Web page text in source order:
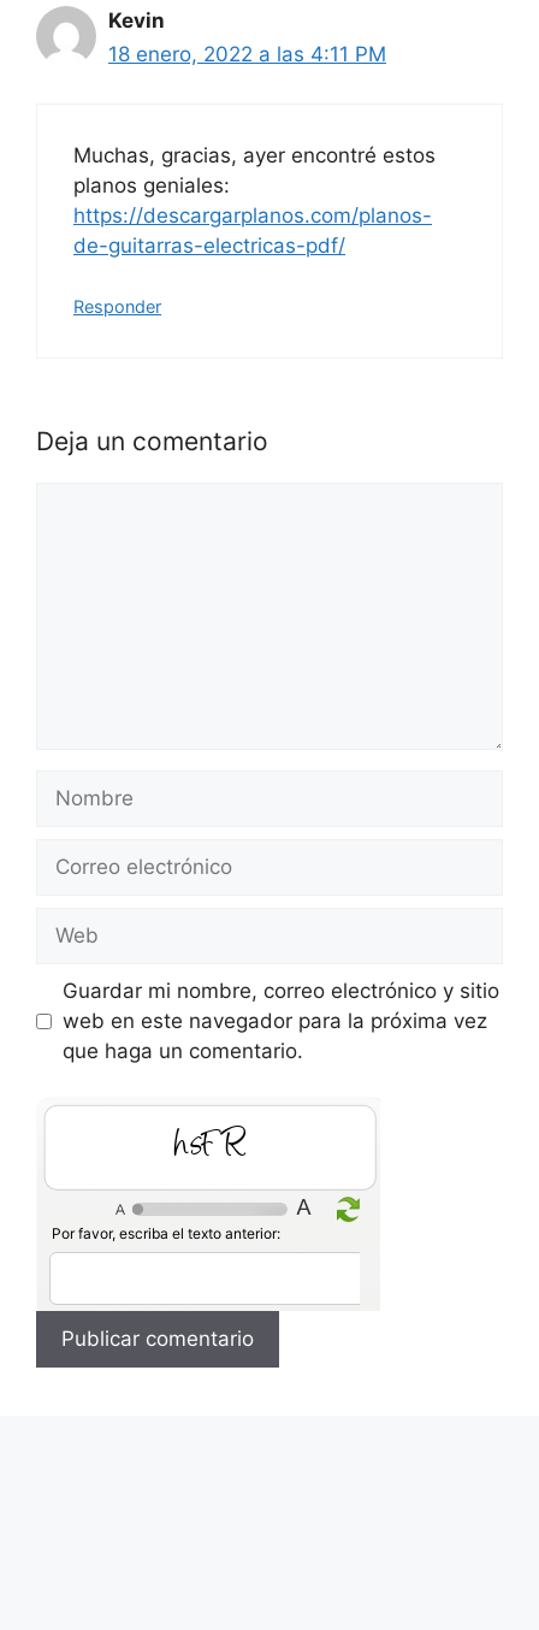
Kevin
18 enero, 2022 a las 4:11 PM
Muchas, gracias, ayer encontré estos
planos geniales:
https://descargarplanos.com/planos-
de-guitarras-electricas-pdf/
Responder
Deja un comentario
electrónico
Guardar mi nombre, correo electrónico y sitio
web en este navegador para la próxima vez
que haga un comentario.
mSfY
Por favor, escriba el texto anterior: